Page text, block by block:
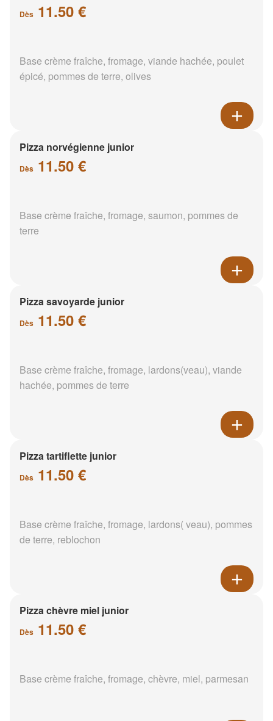
Dès 11.50 €
Base crème fraîche, fromage, viande hachée, poulet
épicé, pommes de terre, olives
Pizza norvégienne junior
Dès 11.50 €
Base crème fraîche, fromage, saumon, pommes de
terre
Pizza savoyarde junior
Dès 11.50 €
Base crème fraîche, fromage, lardons(veau), viande
hachée, pommes de terre
Pizza tartiflette junior
Dès 11.50 €
Base crème fraîche, fromage, lardons( veau), pommes
de terre, reblochon
Pizza chèvre miel junior
Dès 11.50 €
Base crème fraîche, fromage, chèvre, miel, parmesan